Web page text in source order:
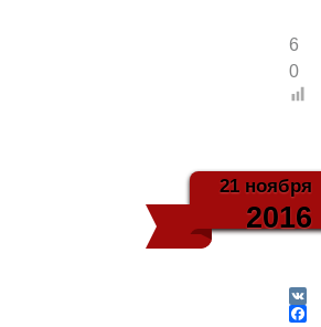
6
0
21 ноября
2016
V